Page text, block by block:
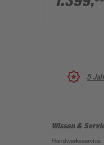
5
Wissen &
Handwerksservice